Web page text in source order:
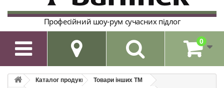
Професійний шоу-рум сучасних підлог
 0
Каталог продукції
Товари інших ТМ